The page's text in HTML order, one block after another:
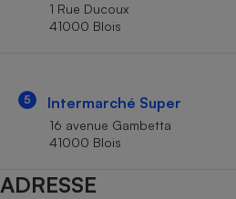
1 Rue Ducoux
41000 Blois
5 Intermarché Super
16 avenue Gambetta
41000 Blois
ADRESSE